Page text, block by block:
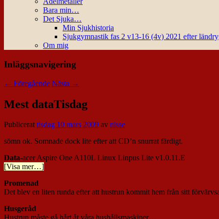
Bara min…
Det Sjuka…
Min Sjukhistoria
Sjukgymnastik fas 2 v13-16 (4v) 2021 efter
Om mig
Inläggsnavigering
← Föregående Nästa →
Mest dataTisdag
Publicerattisdag 10 mars 2009 av nisse
sömn ok. Somnade dock lite efter att CD’n snurrat färdigt.
Data-acer Aspire One A110L Linux Linpus Lite v1.0.11.E
[Visa mer…]
Promenad
Det blev en liten runda efter att hustrun kommit hem från sitt
Husgeråd